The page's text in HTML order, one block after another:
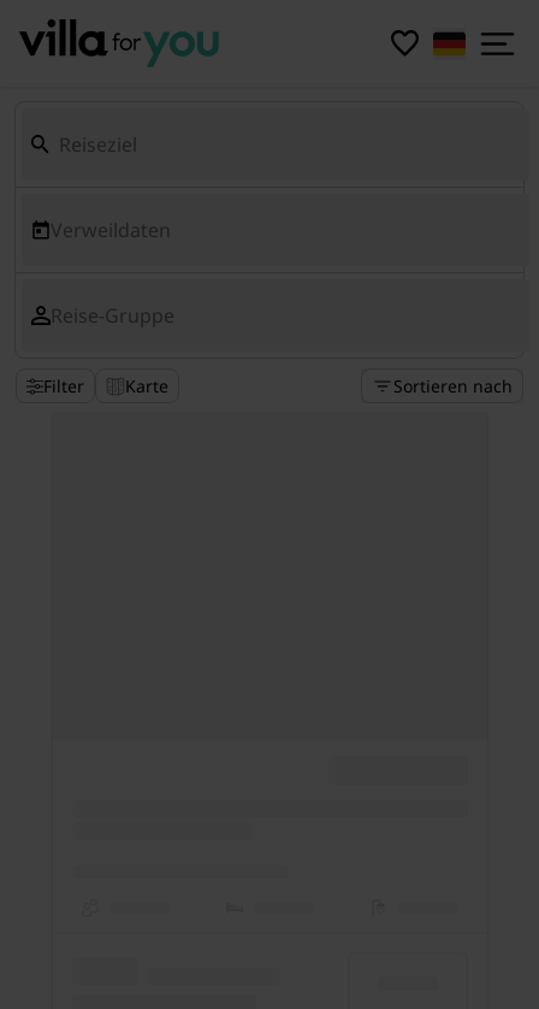
Verweildaten
Reise-Gruppe
Filter Karte Sortieren nach